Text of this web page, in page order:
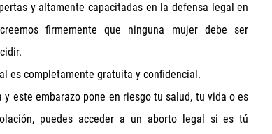
y altamente capacitadas en la defensa legal en
firmemente que ninguna mujer debe ser
es completamente gratuita y confidencial.
y este embarazo pone en riesgo tu salud, tu vida o es
puedes acceder a un aborto legal si es tú